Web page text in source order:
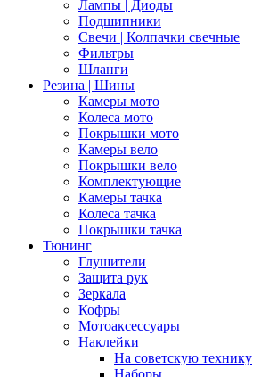
Лампы | Диоды
Подшипники
Свечи | Колпачки свечные
Фильтры
Шланги
Резина | Шины
Камеры мото
Колеса мото
Покрышки мото
Камеры вело
Покрышки вело
Комплектующие
Камеры тачка
Колеса тачка
Покрышки тачка
Тюнинг
Глушители
Защита рук
Зеркала
Кофры
Мотоаксессуары
Наклейки
На советскую технику
Наборы